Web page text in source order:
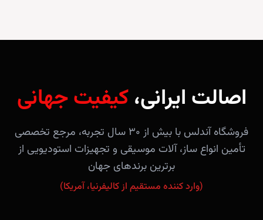
اصالت ایرانی،کیفیت جهانی
فروشگاه آندلس با بیش از ۳۰ سال تجربه، مرجع تخصصی
تأمین انواع ساز، آلات موسیقی و تجهیزات استودیویی از
برترین برندهای جهان
(وارد کننده مستقیم از کالیفرنیا، آمریکا)